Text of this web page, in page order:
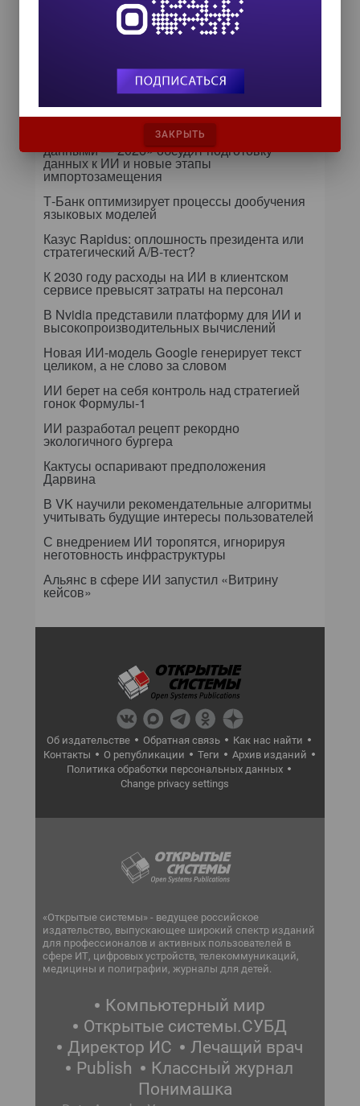
ИИ в бизнесе: 54% компаний уже
Самое читаемое
24 сентября на форуме «Управление
данными — 2026» обсудят подготовку
данных к ИИ и новые этапы
импортозамещения
Т-Банк оптимизирует процессы дообучения
языковых моделей
Казус Rapidus: оплошность президента или
стратегический A/B-тест?
К 2030 году расходы на ИИ в клиентском
сервисе превысят затраты на персонал
В Nvidia представили платформу для ИИ и
высокопроизводительных вычислений
Новая ИИ-модель Google генерирует текст
целиком, а не слово за словом
ИИ берет на себя контроль над стратегией
гонок Формулы-1
ИИ разработал рецепт рекордно
экологичного бургера
Кактусы оспаривают предположения
Дарвина
В VK научили рекомендательные алгоритмы
учитывать будущие интересы пользователей
С внедрением ИИ торопятся, игнорируя
неготовность инфраструктуры
Альянс в сфере ИИ запустил «Витрину
кейсов»
Об издательстве Обратная связь
Как нас найти
Контакты
О републикации Теги
Архив изданий
Политика обработки персональных данных
Change privacy settings
«Открытые системы» - ведущее российское
издательство, выпускающее широкий спектр изданий
для профессионалов и активных пользователей в
сфере ИТ, цифровых устройств, телекоммуникаций,
медицины и полиграфии, журналы для детей.
Компьютерный мир
Открытые системы.СУБД
Директор ИС
Лечащий врач
Publish
Классный журнал
Понимашка
ЗАКРЫТЬ